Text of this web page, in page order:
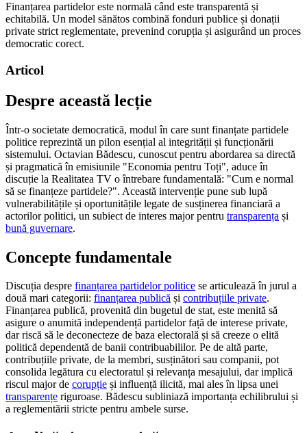
Finanțarea partidelor este normală când este transparentă și
echitabilă. Un model sănătos combină fonduri publice și donații
private strict reglementate, prevenind corupția și asigurând un proces
democratic corect.
Articol
Despre această lecție
Într-o societate democratică, modul în care sunt finanțate partidele
politice reprezintă un pilon esențial al integrității și funcționării
sistemului. Octavian Bădescu, cunoscut pentru abordarea sa directă
și pragmatică în emisiunile "Economia pentru Toți", aduce în
discuție la Realitatea TV o întrebare fundamentală: "Cum e normal
să se finanțeze partidele?". Această intervenție pune sub lupă
vulnerabilitățile și oportunitățile legate de susținerea financiară a
actorilor politici, un subiect de interes major pentru transparența și
bună guvernare.
Concepte fundamentale
Discuția despre finanțarea partidelor politice se articulează în jurul a
două mari categorii: finanțarea publică și contribuțiile private.
Finanțarea publică, provenită din bugetul de stat, este menită să
asigure o anumită independență partidelor față de interese private,
dar riscă să le deconecteze de baza electorală și să creeze o elită
politică dependentă de banii contribuabililor. Pe de altă parte,
contribuțiile private, de la membri, susținători sau companii, pot
consolida legătura cu electoratul și relevanța mesajului, dar implică
riscul major de corupție și influență ilicită, mai ales în lipsa unei
transparențe riguroase. Bădescu subliniază importanța echilibrului și
a reglementării stricte pentru ambele surse.